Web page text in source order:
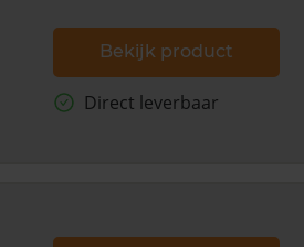
Bekijk product
Direct leverbaar